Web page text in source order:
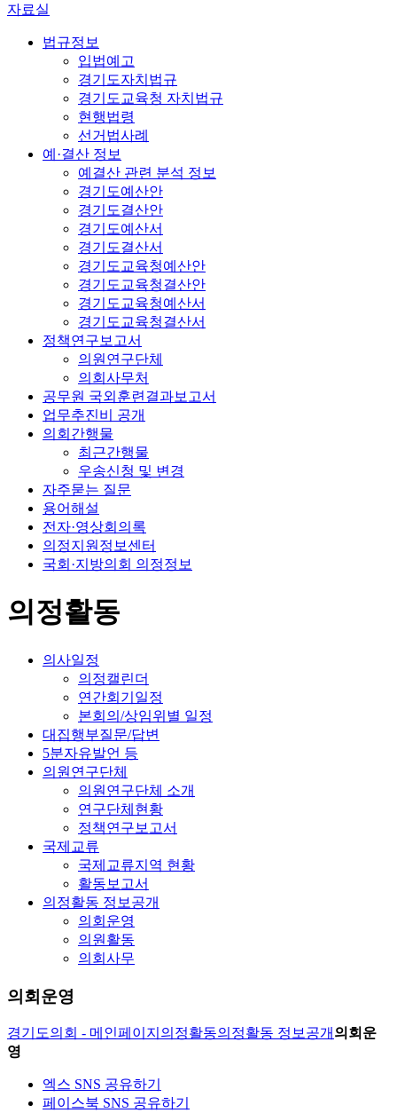
자료실
법규정보
입법예고
경기도자치법규
경기도교육청 자치법규
현행법령
선거법사례
예·결산 정보
예결산 관련 분석 정보
경기도예산안
경기도결산안
경기도예산서
경기도결산서
경기도교육청예산안
경기도교육청결산안
경기도교육청예산서
경기도교육청결산서
정책연구보고서
의원연구단체
의회사무처
공무원 국외훈련결과보고서
업무추진비 공개
의회간행물
최근간행물
우송신청 및 변경
자주묻는 질문
용어해설
전자·영상회의록
의정지원정보센터
국회·지방의회 의정정보
의정활동
의사일정
의정캘린더
연간회기일정
본회의/상임위별 일정
대집행부질문/답변
5분자유발언 등
의원연구단체
의원연구단체 소개
연구단체현황
정책연구보고서
국제교류
국제교류지역 현황
활동보고서
의정활동 정보공개
의회운영
의원활동
의회사무
의회운영
경기도의회 - 메인페이지 의정활동의정활동 정보공개 의회운
영
엑스 SNS 공유하기
페이스북 SNS 공유하기